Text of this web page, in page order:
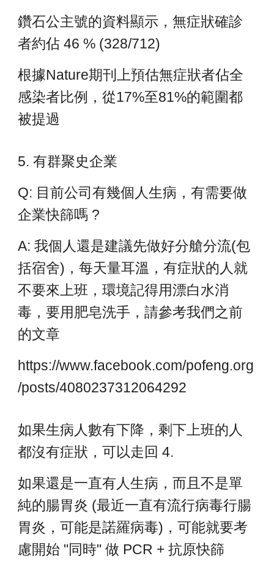
鑽石公主號的資料顯示，無症狀確診
者約佔 46 % (328/712)
根據Nature期刊上預估無症狀者佔全
感染者比例，從17%至81%的範圍都
被提過
5. 有群聚史企業
Q: 目前公司有幾個人生病，有需要做
企業快篩嗎 ?
A: 我個人還是建議先做好分艙分流(包
括宿舍)，每天量耳溫，有症狀的人就
不要來上班，環境記得用漂白水消
毒，要用肥皂洗手，請參考我們之前
的文章
https://www.facebook.com/pofeng.org
/posts/4080237312064292
如果生病人數有下降，剩下上班的人
都沒有症狀，可以走回 4.
如果還是一直有人生病，而且不是單
純的腸胃炎 (最近一直有流行病毒行腸
胃炎，可能是諾羅病毒)，可能就要考
慮開始 "同時" 做 PCR + 抗原快篩